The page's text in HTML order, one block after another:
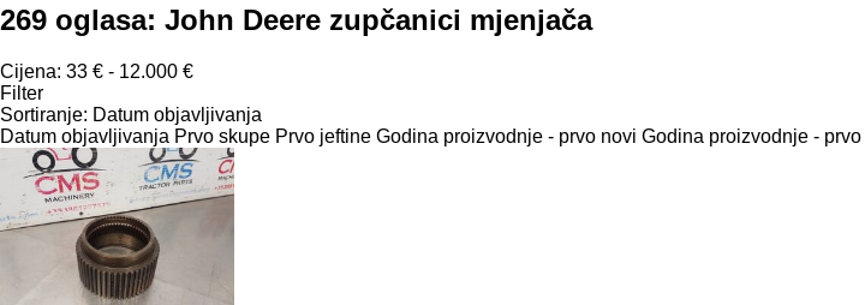
269 oglasa: John Deere zupčanici mjenjača
Cijena: 33 € - 12.000 €
Filter
Sortiranje: Datum objavljivanja
Datum objavljivanja Prvo skupe Prvo jeftine Godina proizvodnje - prvo novi Godina proizvodnje - prvo